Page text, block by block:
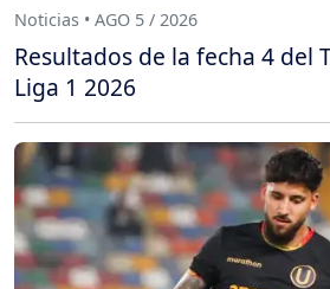
Noticias • AGO 5 / 2026
Resultados de la fecha 4 del
Liga 1 2026